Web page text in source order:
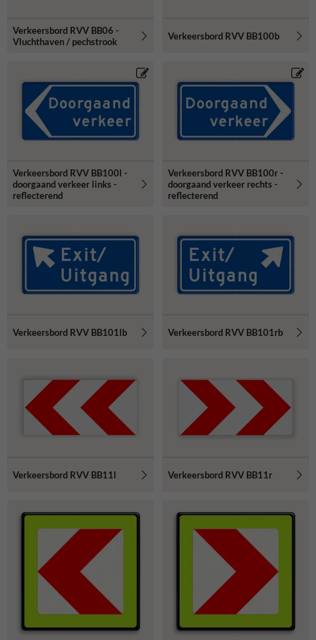
Verkeersbord RVV BB06 -
Vluchthaven / pechstrook
Verkeersbord RVV BB100b
Verkeersbord RVV BB100l -
doorgaand verkeer links -
reflecterend
Verkeersbord RVV BB100r -
doorgaand verkeer rechts -
reflecterend
Verkeersbord RVV BB101lb Verkeersbord RVV BB101rb
Verkeersbord RVV BB11l Verkeersbord RVV BB11r